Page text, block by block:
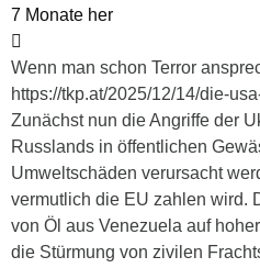
7 Monate her
Wenn man schon Terror
https://tkp.at/2025/12/14/die-
Zunächst nun die Angriffe der
Russlands in öffentlichen
Umweltschäden verursacht
vermutlich die EU zahlen wird.
von Öl aus Venezuela auf
die Stürmung von zivilen